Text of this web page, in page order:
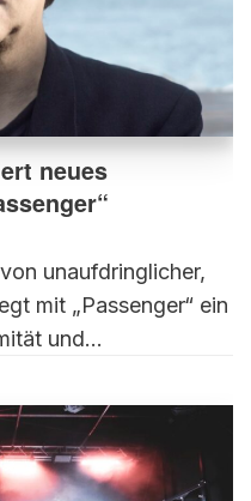
neues
unaufdringlicher,
mit „Passenger“ ein
und…